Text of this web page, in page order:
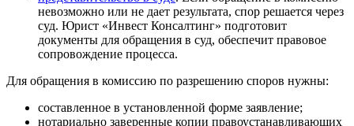
невозможно или не дает результата, спор решается через
суд. Юрист «Инвест Консалтинг» подготовит
документы для обращения в суд, обеспечит правовое
сопровождение процесса.
Для обращения в комиссию по разрешению споров нужны:
составленное в установленной форме заявление;
нотариально заверенные копии правоустанавливающих